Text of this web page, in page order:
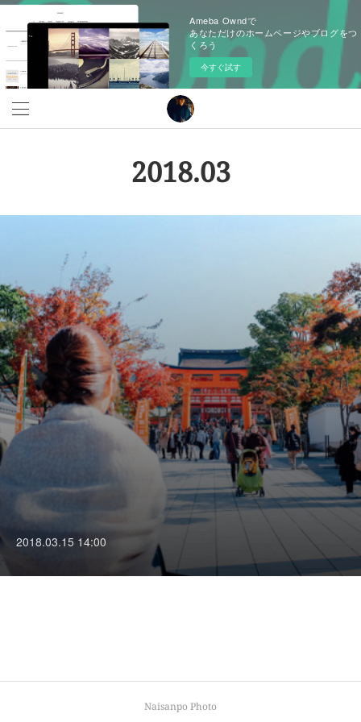
Ameba Owndで
あなただけのホームページやブログをつ
くろう
今すぐ試す
2018.03
2018.03.15 14:00
Naisanpo Photo